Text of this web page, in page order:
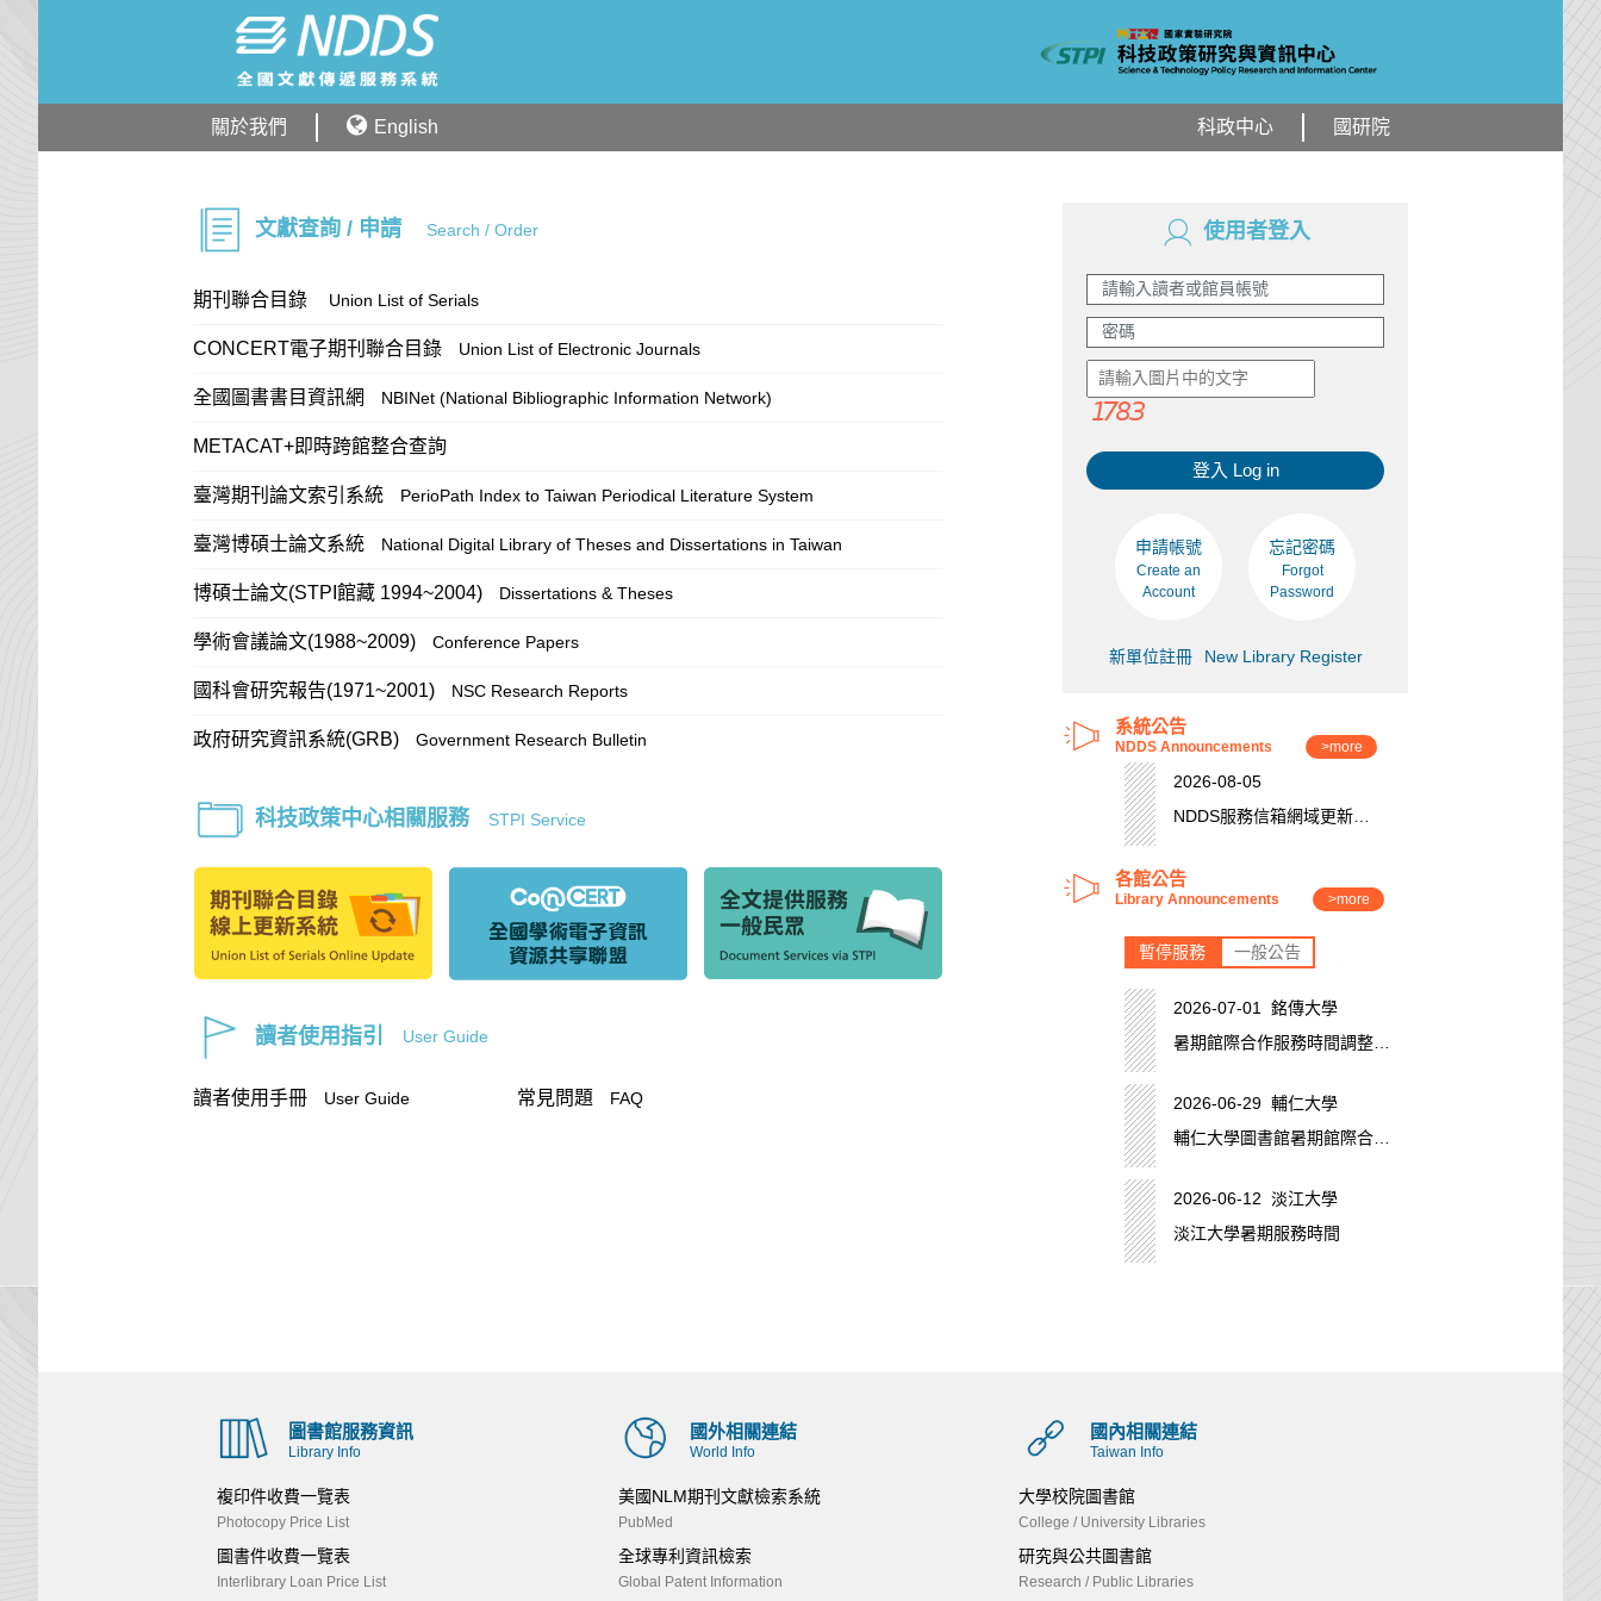
關於我們 English 科政中心 國研院
文獻查詢 / 申請 Search / Order
期刊聯合目錄 Union List of Serials
CONCERT電子期刊聯合目錄 Union List of Electronic Journals
全國圖書書目資訊網 NBINet (National Bibliographic Information Network)
METACAT+即時跨館整合查詢
臺灣期刊論文索引系統 PerioPath Index to Taiwan Periodical Literature System
臺灣博碩士論文系統 National Digital Library of Theses and Dissertations in Taiwan
博碩士論文(STPI館藏 1994~2004) Dissertations & Theses
學術會議論文(1988~2009) Conference Papers
國科會研究報告(1971~2001) NSC Research Reports
政府研究資訊系統(GRB) Government Research Bulletin
科技政策中心相關服務 STPI Service
讀者使用指引 User Guide
讀者使用手冊 User Guide 常見問題 FAQ
使用者登入
申請帳號
Create an
Account
忘記密碼
Forgot
Password
新單位註冊 New Library Register
系統公告
NDDS Announcements >more
2026-08-05
NDDS服務信箱網域更新
各館公告
Library Announcements >more
暫停服務 一般公告
2026-07-01 銘傳大學
暑期館際合作服務時間調整公
2026-06-29 輔仁大學
輔仁大學圖書館暑期館際合作
2026-06-12 淡江大學
淡江大學暑期服務時間
圖書館服務資訊
Library Info
複印件收費一覽表
Photocopy Price List
圖書件收費一覽表
Interlibrary Loan Price List
國外相關連結
World Info
美國NLM期刊文獻檢索系統
PubMed
全球專利資訊檢索
Global Patent Information
國內相關連結
Taiwan Info
大學校院圖書館
College / University Libraries
研究與公共圖書館
Research / Public Libraries